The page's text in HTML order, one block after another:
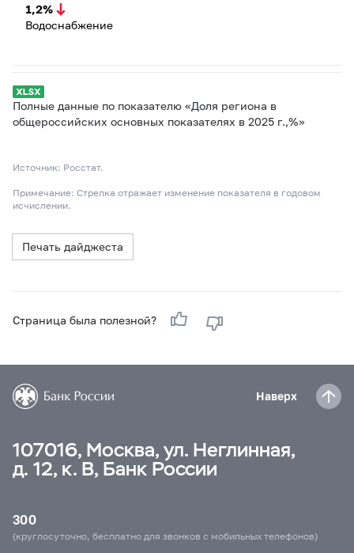
1,2%
Водоснабжение
Полные данные по показателю «Доля региона в
общероссийских основных показателях в 2025 г.,%»
Источник: Росстат.
Примечание: Стрелка отражает изменение показателя в годовом
исчислении.
Печать дайджеста
Страница была полезной?
Наверх
107016, Москва, ул. Неглинная,
д. 12, к. В, Банк России
300
(круглосуточно, бесплатно для звонков с мобильных телефонов)